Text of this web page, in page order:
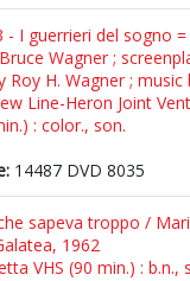
- I guerrieri del sogno
Wagner ;
Roy H. Wagner ;
Line-Heron Joint
: color., son.
14487 DVD 8035
sapeva troppo /
1962
VHS (90 min.) : b.n.,